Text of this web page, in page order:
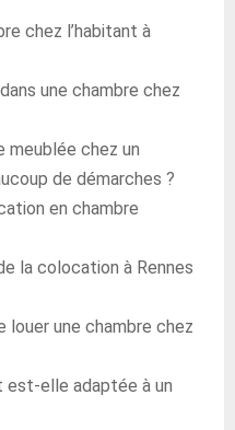
chez l’habitant à
une chambre chez
meublée chez un
de démarches ?
en chambre
la colocation à Rennes
louer une chambre chez
est-elle adaptée à un